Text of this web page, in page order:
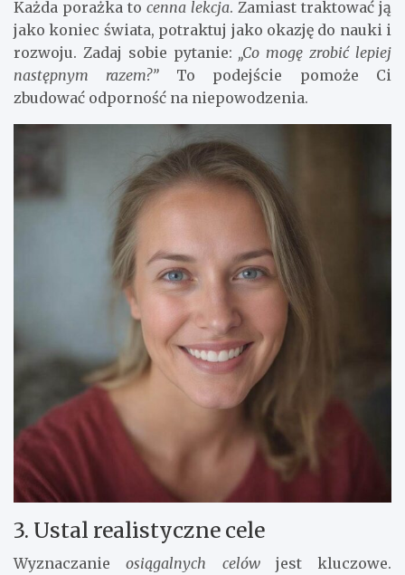
Każda porażka to cenna lekcja. Zamiast traktować ją
jako koniec świata, potraktuj jako okazję do nauki i
rozwoju. Zadaj sobie pytanie: „Co mogę zrobić lepiej
następnym razem?”To podejście pomoże Ci
zbudować odporność na niepowodzenia.
3. Ustal realistyczne cele
Wyznaczanieosiągalnych celówjest kluczowe.